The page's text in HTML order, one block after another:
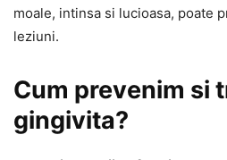
moale, intinsa si lucioasa, poate
leziuni.
Cum prevenim si
gingivita?